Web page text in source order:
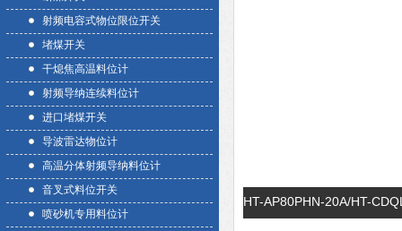
射频电容式物位限位开关
堵煤开关
干熄焦高温料位计
射频导纳连续料位计
进口堵煤开关
导波雷达物位计
高温分体射频导纳料位计
音叉式料位开关
喷砂机专用料位计
HT-AP80PHN-20A/HT-